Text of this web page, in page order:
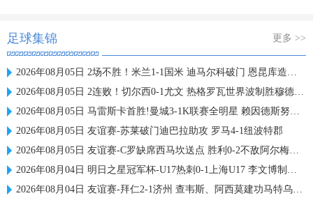
足球集锦 更多 >>
2026年08月05日 2场不胜！米兰1-1国米 迪马尔科破门 恩昆库造点+点射拉莫斯登场
2026年08月05日 2连败！切尔西0-1尤文 热格罗瓦世界波制胜穆德里克时隔614天复出
2026年08月05日 马雷斯卡首胜!曼城3-1K联赛全明星 赖因德斯努里破门塞梅尼奥助攻
2026年08月05日 友谊赛-苏莱破门迪巴拉助攻 罗马4-1纽波特郡
2026年08月05日 友谊赛-C罗缺席西马坎送点 胜利0-2不敌阿尔梅里亚
2026年08月04日 明日之星冠军杯-U17热刺0-1上海U17 李文博制胜球
2026年08月04日 友谊赛-拜仁2-1济州 查韦斯、阿西莫建功马特乌斯彩虹过人送助攻